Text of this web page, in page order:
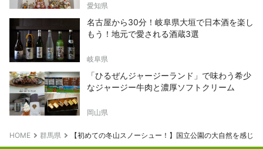
愛知県
名古屋から30分！岐阜県大垣で日本酒を楽し
もう！地元で愛される酒蔵3選
岐阜県
「ひるぜんジャージーランド」で味わう希少
なジャージー牛肉と濃厚ソフトクリーム
岡山県
HOME 群馬県 【初めての冬山スノーシュー！】国立公園の大自然を感じ